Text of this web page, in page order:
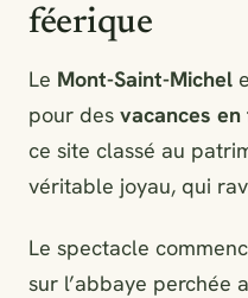
féerique
Le Mont-Saint-Michel
pour des vacances en
ce site classé au
véritable joyau, qui
Le spectacle
sur l’abbaye perchée